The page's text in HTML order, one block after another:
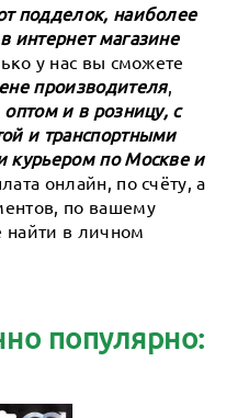
подделок, наиболее
интернет магазине
у нас вы сможете
производителя,
оптом и в розницу, с
и транспортными
курьером по Москве и
онлайн, по счёту, а
по вашему
в личном
популярно: